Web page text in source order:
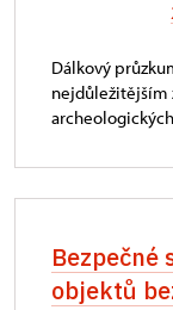
Dálkový
nejdůležitějším
Bezpečné
objektů